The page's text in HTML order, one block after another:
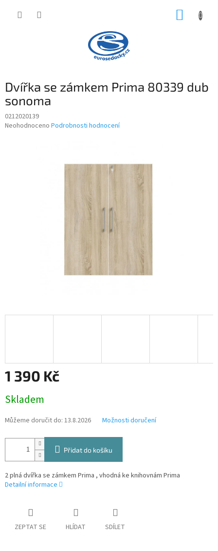
Dvířka se zámkem Prima 80339 dub
sonoma
0212020139
Průměrné
Neohodnoceno Podrobnosti hodnocení
1 390 Kč
cena:
Skladem
Můžeme doručit do: 13.8.2026 Možnosti doručení
Přidat do košíku
2 plná dvířka se zámkem Prima , vhodná ke knihovnám Prima
Detailní informace
ZEPTAT SE HLÍDAT SDÍLET